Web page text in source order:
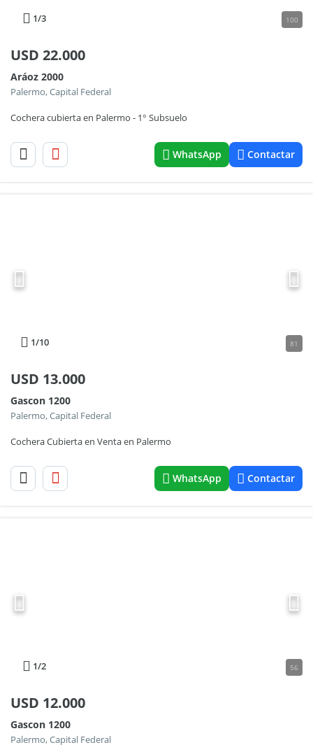
1/3 100
USD 22.000
Aráoz 2000
Palermo, Capital Federal
Cochera cubierta en Palermo - 1° Subsuelo
WhatsApp Contactar
1/10 81
USD 13.000
Gascon 1200
Palermo, Capital Federal
Cochera Cubierta en Venta en Palermo
WhatsApp Contactar
1/2 56
USD 12.000
Gascon 1200
Palermo, Capital Federal